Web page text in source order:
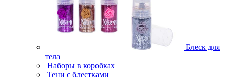
Блеск для
тела
Наборы в коробках
Тени с блестками